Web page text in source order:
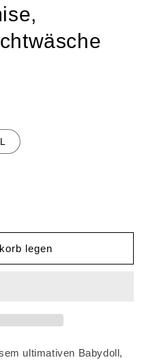
legen
ultimativen Babydoll,